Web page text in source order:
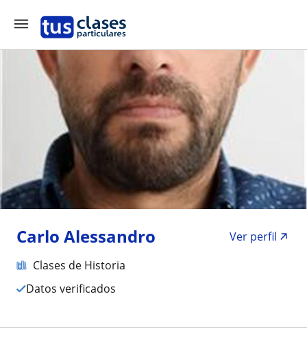
Carlo Alessandro
Ver perfil
Clases de Historia
Datos verificados